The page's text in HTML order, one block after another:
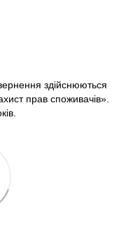
здійснюються
прав споживачів».